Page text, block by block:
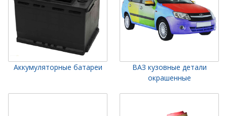
Аккумуляторные батареи
ВАЗ кузовные детали
окрашенные